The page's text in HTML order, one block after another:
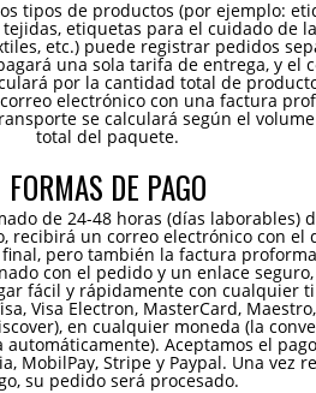
tipos de productos (por ejemplo:
etiquetas para el cuidado de
etc.) puede registrar pedidos
una sola tarifa de entrega, y el
por la cantidad total de
electrónico con una factura
se calculará según el
total del paquete.
FORMAS DE PAGO
de 24-48 horas (días laborables)
recibirá un correo electrónico con el
pero también la factura
con el pedido y un enlace
fácil y rápidamente con cualquier
Visa Electron, MasterCard,
en cualquier moneda (la
automáticamente). Aceptamos el
MobilPay, Stripe y Paypal. Una vez
su pedido será procesado.